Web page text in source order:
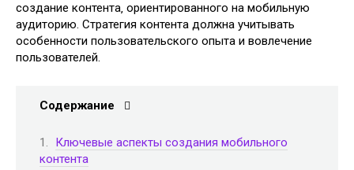
создание контента‚ ориентированного на мобильную
аудиторию. Стратегия контента должна учитывать
особенности пользовательского опыта и вовлечение
пользователей.
Содержание
Ключевые аспекты создания мобильного
контента